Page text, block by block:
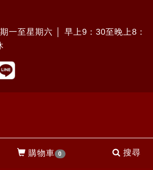
購物車 0 搜尋
一至星期六 │ 早上9：30至晚上8：